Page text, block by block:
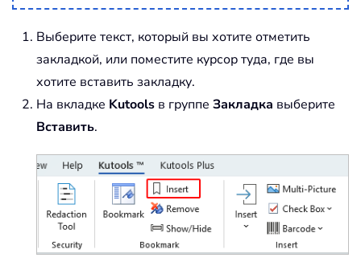
Выберите текст, который вы хотите отметить
закладкой, или поместите курсор туда, где вы
хотите вставить закладку.
На вкладке Kutools в группе Закладка выберите
Вставить.